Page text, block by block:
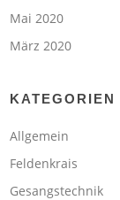
Mai 2020
März 2020
KATEGORIEN
Allgemein
Feldenkrais
Gesangstechnik